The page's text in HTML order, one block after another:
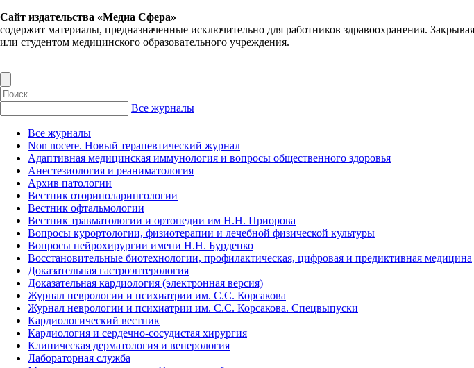
Сайт издательства «Медиа Сфера»
содержит материалы, предназначенные исключительно для работников здравоохранения.
или студентом медицинского образовательного учреждения.
Все журналы
Все журналы
Non nocere. Новый терапевтический журнал
Адаптивная медицинская иммунология и вопросы общественного здоровья
Анестезиология и реаниматология
Архив патологии
Вестник оториноларингологии
Вестник офтальмологии
Вестник травматологии и ортопедии им Н.Н. Приорова
Вопросы курортологии, физиотерапии и лечебной физической культуры
Вопросы нейрохирургии имени Н.Н. Бурденко
Восстановительные биотехнологии, профилактическая, цифровая и предиктивная медицина
Доказательная гастроэнтерология
Доказательная кардиология (электронная версия)
Журнал неврологии и психиатрии им. С.С. Корсакова
Журнал неврологии и психиатрии им. С.С. Корсакова. Спецвыпуски
Кардиологический вестник
Кардиология и сердечно-сосудистая хирургия
Клиническая дерматология и венерология
Лабораторная служба